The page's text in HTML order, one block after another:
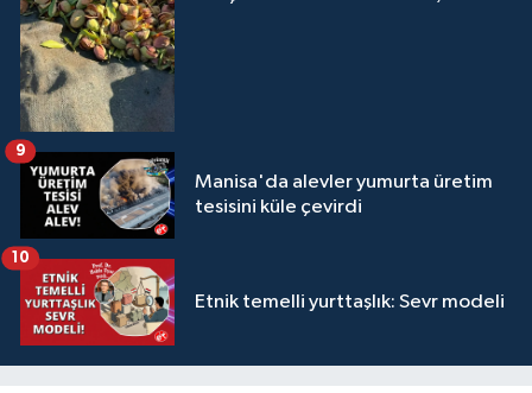
Manisa'da alevler yumurta üretim
tesisini küle çevirdi
9
Etnik temelli yurttaşlık: Sevr modeli
10